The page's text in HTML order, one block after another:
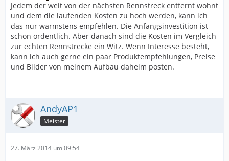
Jedem der weit von der nächsten Rennstreck entfernt wohnt
und dem die laufenden Kosten zu hoch werden, kann ich
das nur wärmstens empfehlen. Die Anfangsinvestition ist
schon ordentlich. Aber danach sind die Kosten im Vergleich
zur echten Rennstrecke ein Witz. Wenn Interesse besteht,
kann ich auch gerne ein paar Produktempfehlungen, Preise
und Bilder von meinem Aufbau daheim posten.
AndyAP1
Meister
27. März 2014 um 09:54